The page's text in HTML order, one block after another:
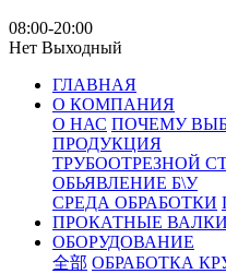
08:00-20:00
Нет Выходный
ГЛАВНАЯ
О КОМПАНИЯ
О НАС ПОЧЕМУ
ПРОДУКЦИЯ
ТРУБООТРЕЗНОЙ
ОБЬЯВЛЕНИЕ Б\У
СРЕДА ОБРАБОТКИ
ПРОКАТНЫЕ ВАЛКИ
ОБОРУДОВАНИЕ
全部 ОБРАБОТКА